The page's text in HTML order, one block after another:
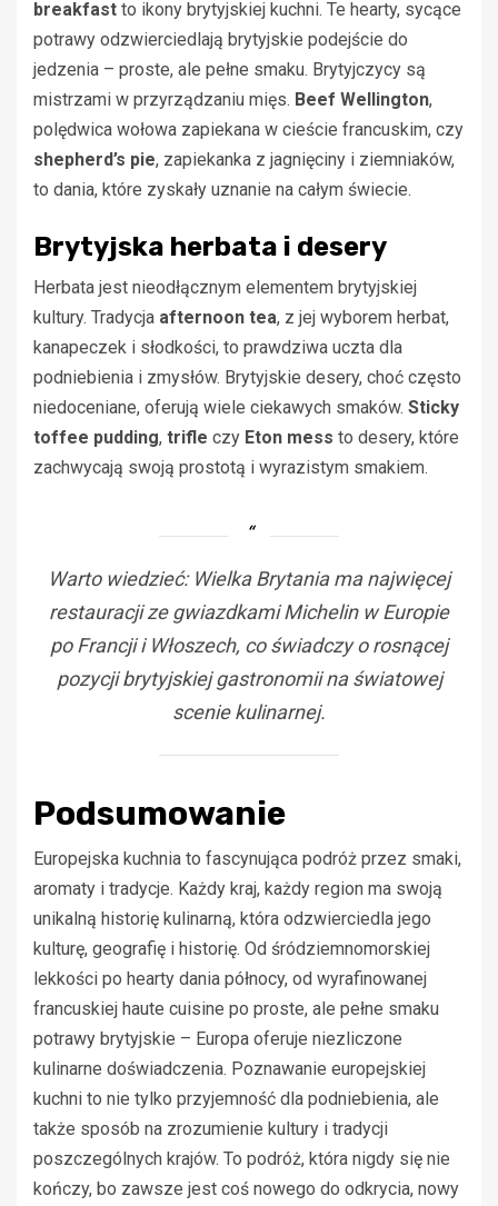
breakfast to ikony brytyjskiej kuchni. Te hearty, sycące
potrawy odzwierciedlają brytyjskie podejście do
jedzenia – proste, ale pełne smaku. Brytyjczycy są
mistrzami w przyrządzaniu mięs. Beef Wellington,
polędwica wołowa zapiekana w cieście francuskim, czy
shepherd’s pie, zapiekanka z jagnięciny i ziemniaków,
to dania, które zyskały uznanie na całym świecie.
Brytyjska herbata i desery
Herbata jest nieodłącznym elementem brytyjskiej
kultury. Tradycja afternoon tea, z jej wyborem herbat,
kanapeczek i słodkości, to prawdziwa uczta dla
podniebienia i zmysłów. Brytyjskie desery, choć często
niedoceniane, oferują wiele ciekawych smaków. Sticky
toffee pudding, trifle czy Eton mess to desery, które
zachwycają swoją prostotą i wyrazistym smakiem.
Warto wiedzieć: Wielka Brytania ma najwięcej
restauracji ze gwiazdkami Michelin w Europie
po Francji i Włoszech, co świadczy o rosnącej
pozycji brytyjskiej gastronomii na światowej
scenie kulinarnej.
Podsumowanie
Europejska kuchnia to fascynująca podróż przez smaki,
aromaty i tradycje. Każdy kraj, każdy region ma swoją
unikalną historię kulinarną, która odzwierciedla jego
kulturę, geografię i historię. Od śródziemnomorskiej
lekkości po hearty dania północy, od wyrafinowanej
francuskiej haute cuisine po proste, ale pełne smaku
potrawy brytyjskie – Europa oferuje niezliczone
kulinarne doświadczenia. Poznawanie europejskiej
kuchni to nie tylko przyjemność dla podniebienia, ale
także sposób na zrozumienie kultury i tradycji
poszczególnych krajów. To podróż, która nigdy się nie
kończy, bo zawsze jest coś nowego do odkrycia, nowy